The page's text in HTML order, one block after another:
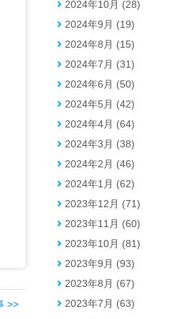
>>
2024年10月 (28)
2024年9月 (19)
2024年8月 (15)
2024年7月 (31)
2024年6月 (50)
2024年5月 (42)
2024年4月 (64)
2024年3月 (38)
2024年2月 (46)
2024年1月 (62)
2023年12月 (71)
2023年11月 (60)
2023年10月 (81)
2023年9月 (93)
2023年8月 (67)
2023年7月 (63)